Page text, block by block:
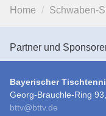
Home Schwaben-
Partner und
Bayerischer
Georg-Brauchle-Ring
bttv@bttv.de